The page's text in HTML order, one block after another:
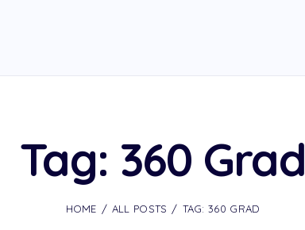
Tag: 360 Grad
HOME ALL POSTS TAG: 360 GRAD